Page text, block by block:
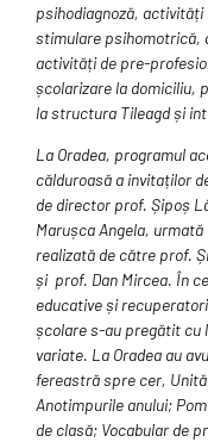
psihodiagnoză,
stimulare psihomotrică,
activități de pre-
școlarizare la domiciliu,
la structura Tileagd și
La Oradea, programul
călduroasă a invitaților
de director prof. Șipoș
Marușca Angela,
realizată de către prof.
și prof. Dan Mircea. În
educative și
școlare s-au pregătit cu
variate. La Oradea au
fereastră spre cer,
Anotimpurile anului;
de clasă; Vocabular de